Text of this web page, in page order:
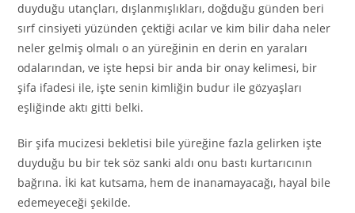
duyduğu utançları, dışlanmışlıkları, doğduğu günden beri
sırf cinsiyeti yüzünden çektiği acılar ve kim bilir daha neler
neler gelmiş olmalı o an yüreğinin en derin en yaraları
odalarından, ve işte hepsi bir anda bir onay kelimesi, bir
şifa ifadesi ile, işte senin kimliğin budur ile gözyaşları
eşliğinde aktı gitti belki.
Bir şifa mucizesi bekletisi bile yüreğine fazla gelirken işte
duyduğu bu bir tek söz sanki aldı onu bastı kurtarıcının
bağrına. İki kat kutsama, hem de inanamayacağı, hayal bile
edemeyeceği şekilde.